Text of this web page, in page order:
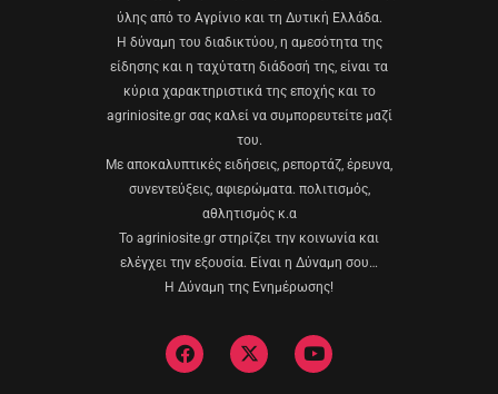
ύλης από το Αγρίνιο και τη Δυτική Ελλάδα.
Η δύναμη του διαδικτύου, η αμεσότητα της
είδησης και η ταχύτατη διάδοσή της, είναι τα
κύρια χαρακτηριστικά της εποχής και το
agriniosite.gr σας καλεί να συμπορευτείτε μαζί
του.
Με αποκαλυπτικές ειδήσεις, ρεπορτάζ, έρευνα,
συνεντεύξεις, αφιερώματα. πολιτισμός,
αθλητισμός κ.α
Το agriniosite.gr στηρίζει την κοινωνία και
ελέγχει την εξουσία. Είναι η Δύναμη σου…
Η Δύναμη της Ενημέρωσης!